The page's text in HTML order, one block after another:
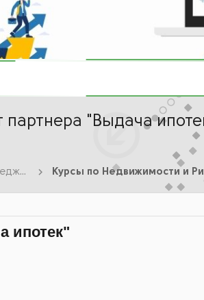
партнера "Выдача
Курсы по Бизнесу, маркетингу и менеджменту
ипотек"